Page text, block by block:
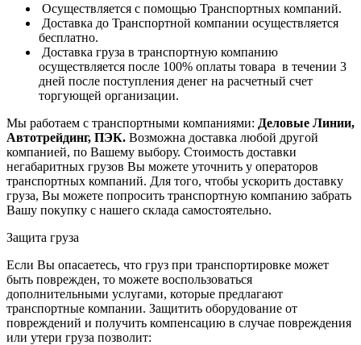
Осуществляется с помощью Транспортных компаний.
Доставка до Транспортной компании осуществляется
бесплатно.
Доставка груза в транспортную компанию
осуществляется после 100% оплаты товара в течении 3
дней после поступления денег на расчетный счет
торгующей организации.
Мы работаем с транспортными компаниями: Деловые Линии,
Автотрейдинг, ПЭК. Возможна доставка любой другой
компанией, по Вашему выбору. Стоимость доставки
негабаритных грузов Вы можете уточнить у операторов
транспортных компаний. Для того, чтобы ускорить доставку
груза, Вы можете попросить транспортную компанию забрать
Вашу покупку с нашего склада самостоятельно.
Защита груза
Если Вы опасаетесь, что груз при транспортировке может
быть поврежден, то можете воспользоваться
дополнительными услугами, которые предлагают
транспортные компании. Защитить оборудование от
повреждений и получить компенсацию в случае повреждения
или утери груза позволит: